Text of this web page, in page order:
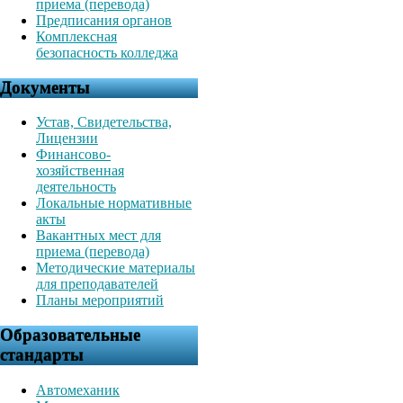
приема (перевода)
Предписания органов
Комплексная
безопасность колледжа
Документы
Устав, Свидетельства,
Лицензии
Финансово-
хозяйственная
деятельность
Локальные нормативные
акты
Вакантных мест для
приема (перевода)
Методические материалы
для преподавателей
Планы мероприятий
Образовательные
стандарты
Автомеханик